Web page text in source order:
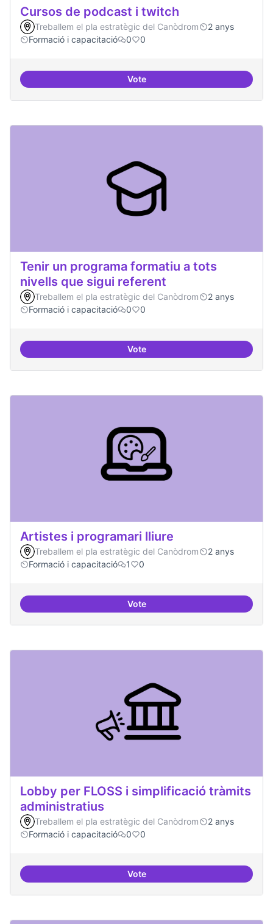
Cursos de podcast i twitch
Treballem el pla estratègic del Canòdrom
2 anys
Formació i capacitació
0 0
VoteCursos de podcast i twitch
Tenir un programa formatiu a tots
nivells que sigui referent
Treballem el pla estratègic del Canòdrom
2 anys
Formació i capacitació
0 0
VoteTenir un programa formatiu a
Artistes i programari lliure
Treballem el pla estratègic del Canòdrom
2 anys
Formació i capacitació
1 0
VoteArtistes i programari lliure
Lobby per FLOSS i simplificació tràmits
administratius
Treballem el pla estratègic del Canòdrom
2 anys
Formació i capacitació
0 0
VoteLobby per FLOSS i